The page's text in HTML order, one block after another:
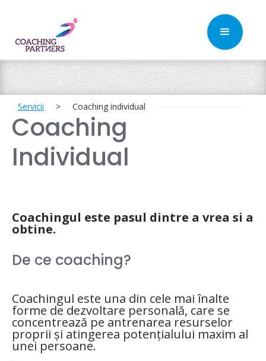
Servicii > Coaching individual
Coaching
Individual
Coachingul este pasul dintre a vrea si a
obtine.
De ce coaching?
Coachingul este una din cele mai înalte
forme de dezvoltare personală, care se
concentrează pe antrenarea resurselor
proprii și atingerea potențialului maxim al
unei persoane.